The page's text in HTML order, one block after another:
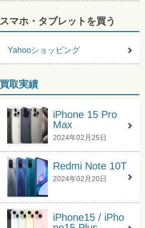
スマホ・タブレットを買う
Yahooショッピング
買取実績
iPhone 15 Pro
Max
2024年02月25日
Redmi Note 10T
2024年02月20日
iPhone15 / iPho